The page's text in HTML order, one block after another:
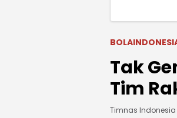
Tak
Tim
Timnas